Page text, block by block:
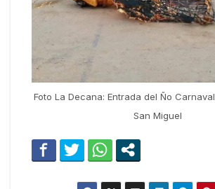
Foto La Decana: Entrada del Ño
San Miguel